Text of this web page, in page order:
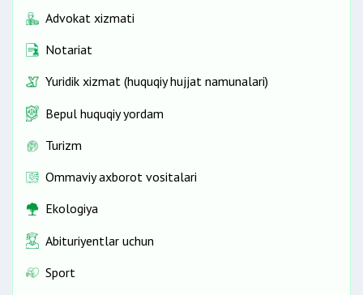
Advokat xizmati
Notariat
Yuridik xizmat (huquqiy hujjat namunalari)
Bepul huquqiy yordam
Turizm
Ommaviy axborot vositalari
Ekologiya
Abituriyentlar uchun
Sport